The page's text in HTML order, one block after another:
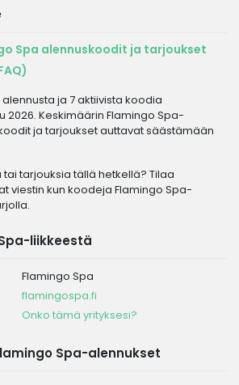
Spa alennuskoodit ja tarjoukset
ja 7 aktiivista koodia
Keskimäärin Flamingo Spa-
ja tarjoukset auttavat säästämään
tarjouksia tällä hetkellä? Tilaa
viestin kun koodeja Flamingo Spa-
liikkeestä
Flamingo Spa
flamingospa.fi
Onko tämä yrityksesi?
Spa-alennukset